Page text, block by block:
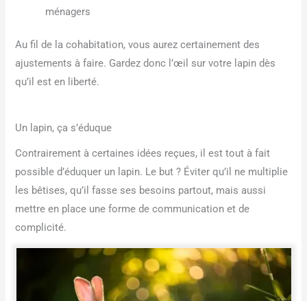
ménagers
Au fil de la cohabitation, vous aurez certainement des
ajustements à faire. Gardez donc l’œil sur votre lapin dès
qu’il est en liberté.
Un lapin, ça s’éduque
Contrairement à certaines idées reçues, il est tout à fait
possible d’éduquer un lapin. Le but ? Éviter qu’il ne multiplie
les bêtises, qu’il fasse ses besoins partout, mais aussi
mettre en place une forme de communication et de
complicité.